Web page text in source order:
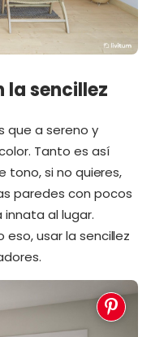
la sencillez
que a sereno y
Tanto es así
tono, si no quieres,
paredes con pocos
al lugar.
usar la sencillez